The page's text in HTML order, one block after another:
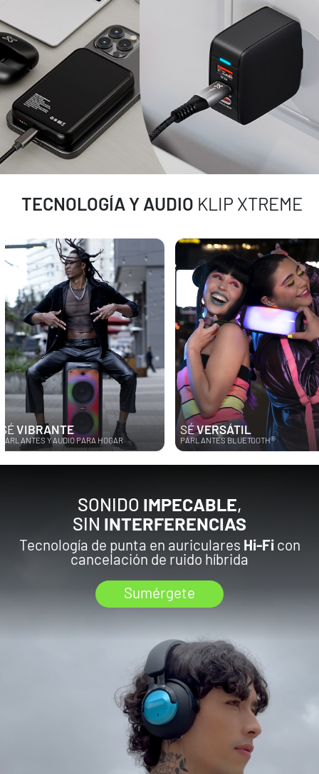
TECNOLOGÍA Y AUDIO KLIP XTREME
SÉVERSÁTIL
PARLANTES BLUETOOTH
SÉ
BARRAS DE
SONIDO IMPECABLE,
SIN INTERFERENCIAS
Tecnología de punta en auriculares Hi-Fi con
cancelación de ruido híbrida
Sumérgete